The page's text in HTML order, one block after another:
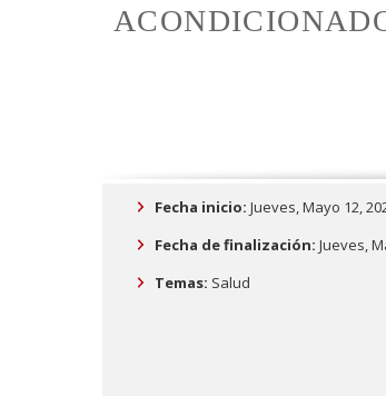
Fecha inicio: Jueves, Mayo 12,
Fecha de finalización: Jueves,
Temas: Salud